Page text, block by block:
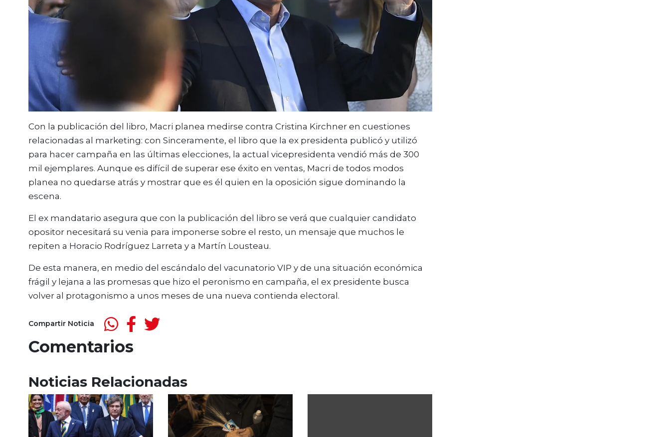
Con la publicación del libro, Macri planea medirse contra Cristina Kirchner en cuestiones
relacionadas al marketing: con Sinceramente, el libro que la ex presidenta publicó y utilizó
para hacer campaña en las últimas elecciones, la actual vicepresidenta vendió más de 300
mil ejemplares. Aunque es difícil de superar ese éxito en ventas, Macri de todos modos
planea no quedarse atrás y mostrar que es él quien en la oposición sigue dominando la
escena.
El ex mandatario asegura que con la publicación del libro se verá que cualquier candidato
opositor necesitará su venia para imponerse sobre el resto, un mensaje que muchos le
repiten a Horacio Rodríguez Larreta y a Martín Lousteau.
De esta manera, en medio del escándalo del vacunatorio VIP y de una situación económica
frágil y lejana a las promesas que hizo el peronismo en campaña, el ex presidente busca
volver al protagonismo a unos meses de una nueva contienda electoral.
Compartir Noticia
Comentarios
Noticias Relacionadas